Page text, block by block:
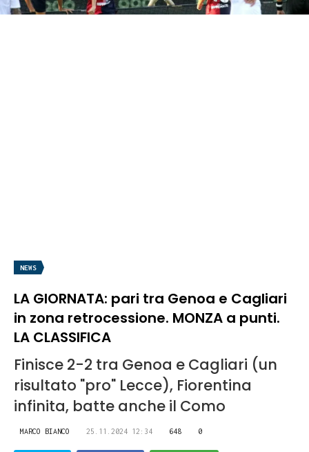
NEWS
LA GIORNATA: pari tra Genoa e Cagliari
in zona retrocessione. MONZA a punti.
LA CLASSIFICA
Finisce 2-2 tra Genoa e Cagliari (un
risultato "pro" Lecce), Fiorentina
infinita, batte anche il Como
MARCO BIANCO 25.11.2024 12:34 648 0